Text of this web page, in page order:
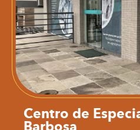
Centro de
Barbosa